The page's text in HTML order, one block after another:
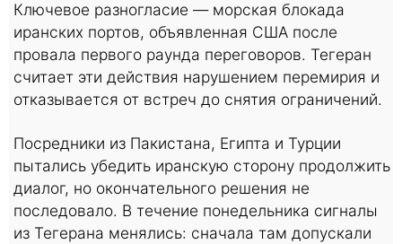
Ключевое разногласие — морская блокада
иранских портов, объявленная США после
провала первого раунда переговоров. Тегеран
считает эти действия нарушением перемирия и
отказывается от встреч до снятия ограничений.
Посредники из Пакистана, Египта и Турции
пытались убедить иранскую сторону продолжить
диалог, но окончательного решения не
последовало. В течение понедельника сигналы
из Тегерана менялись: сначала там допускали